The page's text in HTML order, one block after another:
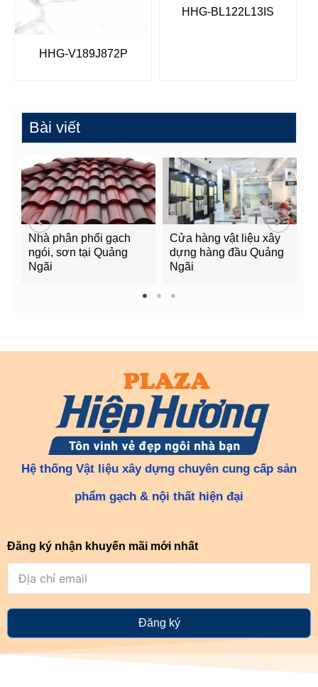
HHG-V189J872P
HHG-BL122L13IS
Bài viết
Nhà phân phối gạch
ngói, sơn tại Quảng
Ngãi
Cửa hàng vật liệu xây
dựng hàng đầu Quảng
Ngãi
1 2 3
Hệ thống Vật liệu xây dựng chuyên cung cấp sản
phẩm gạch & nội thất hiện đại
Đăng ký nhận khuyến mãi mới nhất
Đăng ký